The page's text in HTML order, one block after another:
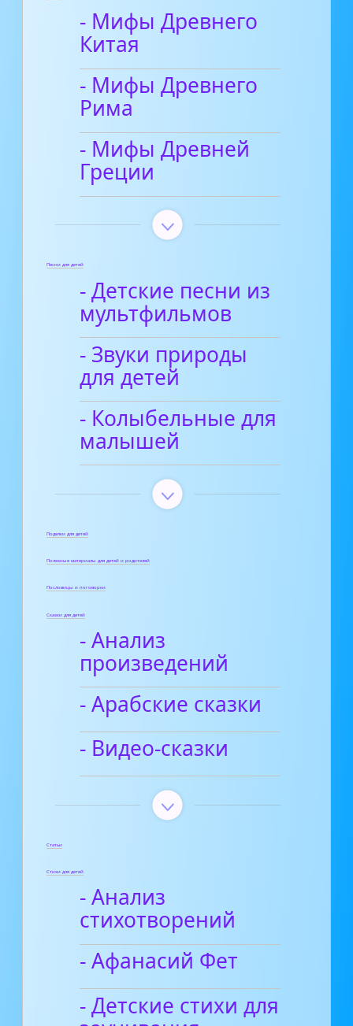
- Мифы Древнего
Китая
- Мифы Древнего
Рима
- Мифы Древней
Греции
Песни для детей
- Детские песни из
мультфильмов
- Звуки природы
для детей
- Колыбельные для
малышей
Поделки для детей
Полезные материалы для детей и родителей
Пословицы и поговорки
Сказки для детей
- Анализ
произведений
- Арабские сказки
- Видео-сказки
Статьи
Стихи для детей
- Анализ
стихотворений
- Афанасий Фет
- Детские стихи для